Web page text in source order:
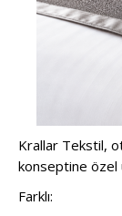
Krallar Tekstil,
konseptine
Farklı: